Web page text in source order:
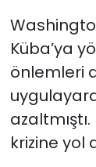
Küba’ya
önlemleri
krizine yol